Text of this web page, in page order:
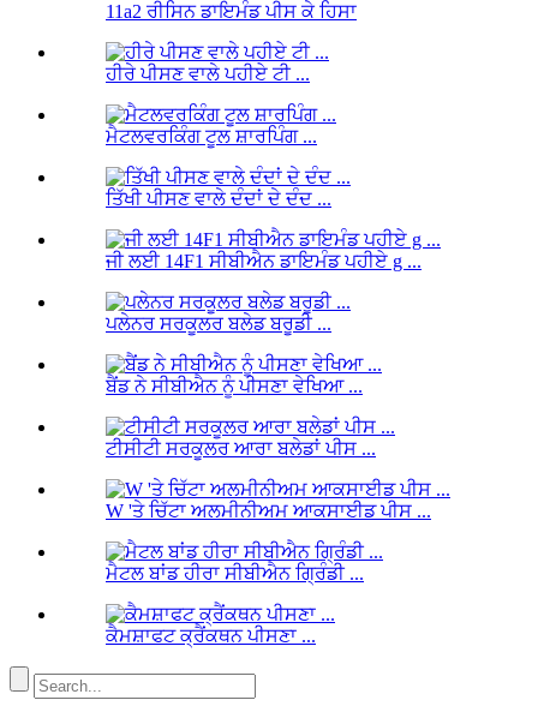
11a2 ਰੀਸਿਨ ਡਾਇਮੰਡ ਪੀਸ ਕੇ ਹਿਸਾ
ਹੀਰੇ ਪੀਸਣ ਵਾਲੇ ਪਹੀਏ ਟੀ ...
ਮੈਟਲਵਰਕਿੰਗ ਟੂਲ ਸ਼ਾਰਪਿੰਗ ...
ਤਿੱਖੀ ਪੀਸਣ ਵਾਲੇ ਦੰਦਾਂ ਦੇ ਦੰਦ ...
ਜੀ ਲਈ 14F1 ਸੀਬੀਐਨ ਡਾਇਮੰਡ ਪਹੀਏ g ...
ਪਲੇਨਰ ਸਰਕੂਲਰ ਬਲੇਡ ਬਰੂਡੀ ...
ਬੈਂਡ ਨੇ ਸੀਬੀਐਨ ਨੂੰ ਪੀਸਣਾ ਵੇਖਿਆ ...
ਟੀਸੀਟੀ ਸਰਕੂਲਰ ਆਰਾ ਬਲੇਡਾਂ ਪੀਸ ...
W 'ਤੇ ਚਿੱਟਾ ਅਲਮੀਨੀਅਮ ਆਕਸਾਈਡ ਪੀਸ ...
ਮੈਟਲ ਬਾਂਡ ਹੀਰਾ ਸੀਬੀਐਨ ਗ੍ਰਿੰਡੀ ...
ਕੈਮਸ਼ਾਫਟ ਕ੍ਰੈਂਕਥਨ ਪੀਸਣਾ ...